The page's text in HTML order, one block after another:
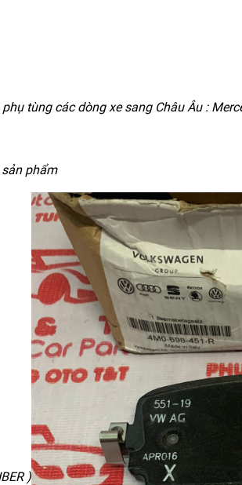
tùng các dòng xe sang Châu Âu :
phẩm
)